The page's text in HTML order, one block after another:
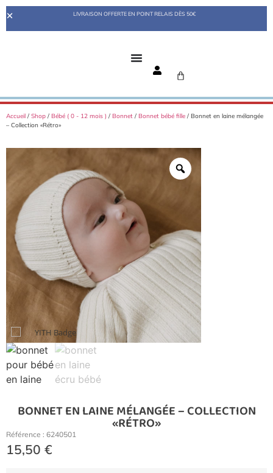
LIVRAISON OFFERTE EN POINT RELAIS DÈS 50€
Accueil / Shop / Bébé ( 0 - 12 mois ) / Bonnet / Bonnet bébé fille / Bonnet en laine mélangée
– Collection «Rétro»
BONNET EN LAINE MÉLANGÉE – COLLECTION
«RÉTRO»
Référence : 6240501
15,50 €